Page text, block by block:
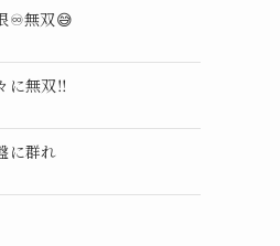
♾️無双😅
に無双‼️
に群れ